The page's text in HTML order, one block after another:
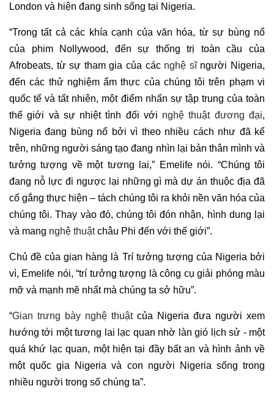
London và hiện đang sinh sống tại Nigeria.
“Trong tất cả các khía cạnh của văn hóa, từ sự bùng nổ
của phim Nollywood, đến sự thống trị toàn cầu của
Afrobeats, từ sự tham gia của các nghệ sĩ người Nigeria,
đến các thử nghiệm ẩm thực của chúng tôi trên phạm vi
quốc tế và tất nhiên, một điểm nhấn sự tập trung của toàn
thế giới và sự nhiệt tình đối với nghệ thuật đương đại,
Nigeria đang bùng nổ bởi vì theo nhiều cách như đã kể
trên, những người sáng tạo đang nhìn lại bản thân mình và
tưởng tượng về một tương lai,” Emelife nói. “Chúng tôi
đang nỗ lực đi ngược lại những gì mà dự án thuộc địa đã
cố gắng thực hiện – tách chúng tôi ra khỏi nền văn hóa của
chúng tôi. Thay vào đó, chúng tôi đón nhận, hình dung lại
và mang nghệ thuậtchâu Phi đến với thế giới”.
Chủ đề của gian hàng là Trí tưởng tượng của Nigeria bởi
vì, Emelife nói, “trí tưởng tượng là công cụ giải phóng màu
mỡ và mạnh mẽ nhất mà chúng ta sở hữu”.
“Gian trưng bày nghệ thuậtcủa Nigeria đưa người xem
hướng tới một tương lai lạc quan nhờ làn gió lịch sử - một
quá khứ lạc quan, một hiện tại đầy bất an và hình ảnh về
một quốc gia Nigeria và con người Nigeria sống trong
nhiều người trong số chúng ta”.